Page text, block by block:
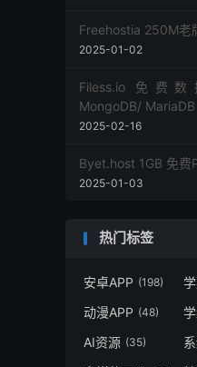
Freehostia 250M老
2025-01-02
Filess.io 免费数据库 MySQL/
MongoDB/ MariaDB
2025-02-16
Byet.host 1GB 免费
2025-01-03
热门标签
安卓APP (198)
动漫APP (48)
AI资源 (35)